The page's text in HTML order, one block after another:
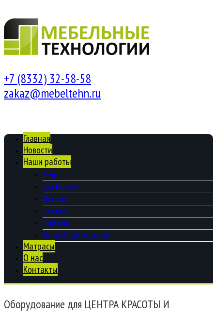
+7 (8332) 32-58-58
zakaz@mebeltehn.ru
Главная
Новости
Наши работы
Кухни
Шкафы-купе
Детские
Гостиные
Прихожие
Торговое оборудование
Матрасы
О нас
Контакты
Оборудование для ЦЕНТРА КРАСОТЫ И